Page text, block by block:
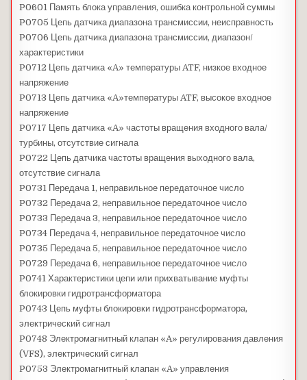
P0601 Память блока управления, ошибка контрольной суммы
P0705 Цепь датчика диапазона трансмиссии, неисправность
P0706 Цепь датчика диапазона трансмиссии, диапазон/
характеристики
P0712 Цепь датчика «A» температуры ATF, низкое входное
напряжение
P0713 Цепь датчика «A»температуры ATF, высокое входное
напряжение
P0717 Цепь датчика «A» частоты вращения входного вала/
турбины, отсутствие сигнала
P0722 Цепь датчика частоты вращения выходного вала,
отсутствие сигнала
P0731 Передача 1, неправильное передаточное число
P0732 Передача 2, неправильное передаточное число
P0733 Передача 3, неправильное передаточное число
P0734 Передача 4, неправильное передаточное число
P0735 Передача 5, неправильное передаточное число
P0729 Передача 6, неправильное передаточное число
P0741 Характеристики цепи или прихватывание муфты
блокировки гидротрансформатора
P0743 Цепь муфты блокировки гидротрансформатора,
электрический сигнал
P0748 Электромагнитный клапан «A» регулирования давления
(VFS), электрический сигнал
P0753 Электромагнитный клапан «A» управления